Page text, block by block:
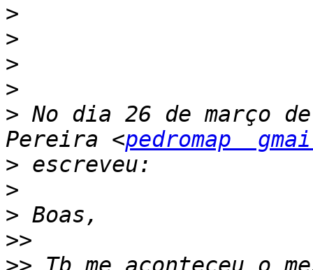
>
>
>
>
> No dia 26 de março
Pereira <pedromap
>
>
>
>>